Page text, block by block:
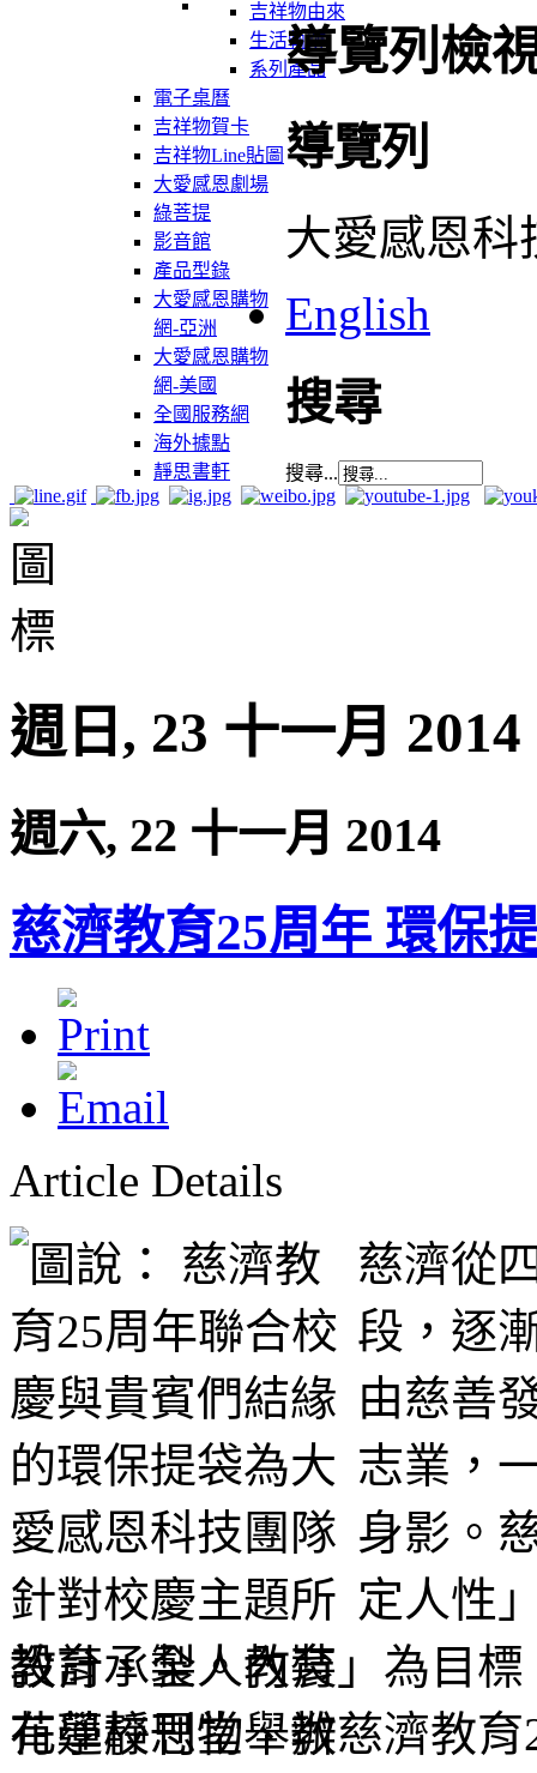
吉祥物由來
生活軌跡
系列產品
電子桌曆
吉祥物賀卡
吉祥物Line貼圖
大愛感恩劇場
綠菩提
影音館
產品型錄
大愛感恩購物
網-亞洲
大愛感恩購物
網-美國
全國服務網
海外據點
靜思書軒
導覽列檢
導覽列
大愛感恩科
English
搜尋
搜尋...
週日, 23 十一月 2014
週六, 22 十一月 2014
慈濟教育25周年 環保
Article Details
慈濟從
段，逐
由慈善
志業，
身影。
定人性
教育、全人教育」為目
花蓮靜思堂舉辦慈濟教